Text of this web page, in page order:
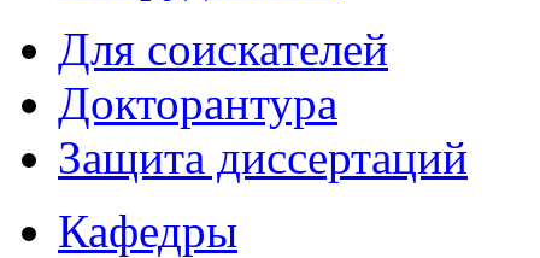
Для соискателей
Докторантура
Защита диссертаций
Кафедры